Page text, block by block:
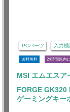
PCパーツ 入力機
送料無料 24時間以内
MSI エムエスア
FORGE GK320
ゲーミングキー